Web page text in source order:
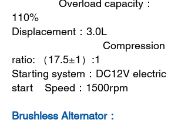
Overload capacity ：
110%
Displacement ： 3.0L
Compression
ratio:
（17.5±1 ） :1
Starting system ： DC12V electric
start Speed ： 1500rpm
Brushless Alternator：